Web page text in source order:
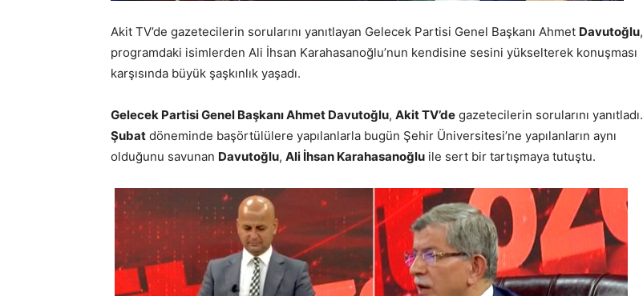
Akit TV’de gazetecilerin sorularını yanıtlayan Gelecek Partisi Genel Başkanı Ahmet Davutoğlu,
programdaki isimlerden Ali İhsan Karahasanoğlu’nun kendisine sesini yükselterek konuşması
karşısında büyük şaşkınlık yaşadı.
Gelecek Partisi Genel Başkanı Ahmet Davutoğlu, Akit TV’de gazetecilerin sorularını yanıtladı.
Şubat döneminde başörtülülere yapılanlarla bugün Şehir Üniversitesi’ne yapılanların aynı
olduğunu savunan Davutoğlu, Ali İhsan Karahasanoğlu ile sert bir tartışmaya tutuştu.